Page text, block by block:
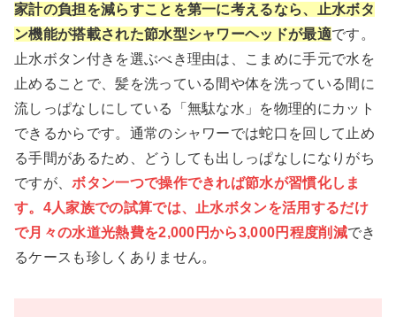
家計の負担を減らすことを第一に考えるなら、止水ボタ
ン機能が搭載された節水型シャワーヘッドが最適です。
止水ボタン付きを選ぶべき理由は、こまめに手元で水を
止めることで、髪を洗っている間や体を洗っている間に
流しっぱなしにしている「無駄な水」を物理的にカット
できるからです。通常のシャワーでは蛇口を回して止め
る手間があるため、どうしても出しっぱなしになりがち
ですが、ボタン一つで操作できれば節水が習慣化しま
す。4人家族での試算では、止水ボタンを活用するだけ
で月々の水道光熱費を2,000円から3,000円程度削減でき
るケースも珍しくありません。